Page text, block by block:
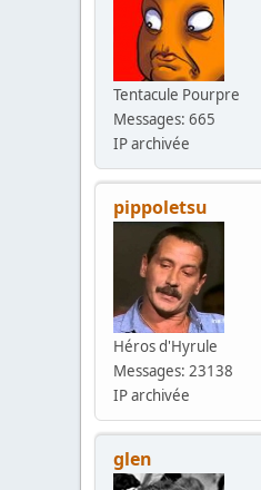
Tentacule Pourpre
Messages: 665
IP archivée
pippoletsu
Héros d'Hyrule
Messages: 23138
IP archivée
glen